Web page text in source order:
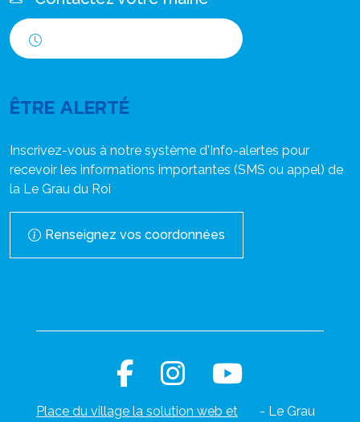
ÊTRE ALERTÉ
Inscrivez-vous à notre système d'Info-alertes pour
recevoir les informations importantes (SMS ou appel) de
la Le Grau du Roi
Renseignez vos coordonnées
Place du village la solution web et
- Le Grau